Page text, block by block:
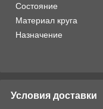
Состояние
Материал круга
Назначение
Условия доставки